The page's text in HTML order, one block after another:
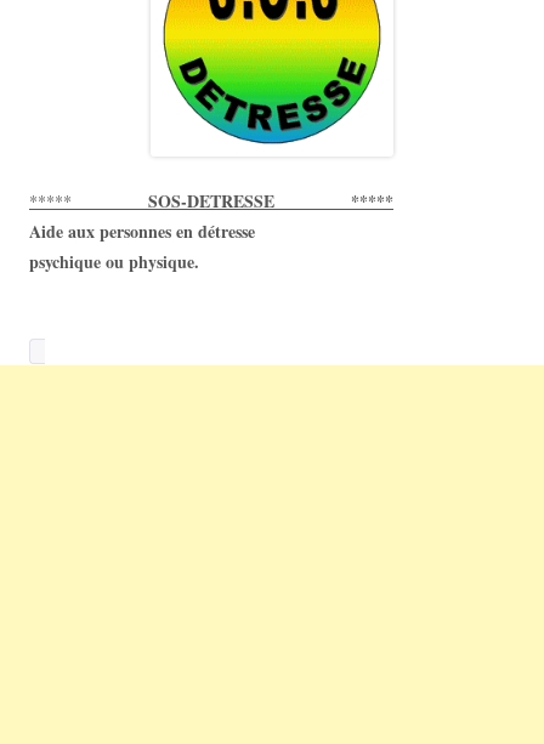
***** SOS-DETRESSE *****
Aide aux personnes en détresse
psychique ou physique.